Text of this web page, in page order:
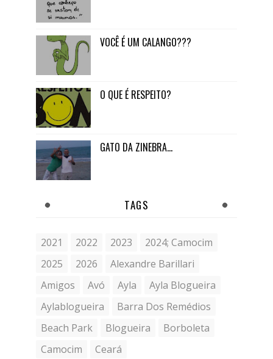
VOCÊ É UM CALANGO???
O QUE É RESPEITO?
GATO DA ZINEBRA...
TAGS
2021 2022 2023
2024; Camocim
2025
2026
Alexandre Barillari
Amigos
Avó Ayla
Ayla Blogueira
Aylablogueira
Barra Dos Remédios
Beach Park
Blogueira
Borboleta
Camocim
Ceará